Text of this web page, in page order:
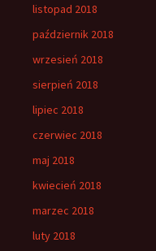
listopad 2018
październik 2018
wrzesień 2018
sierpień 2018
lipiec 2018
czerwiec 2018
maj 2018
kwiecień 2018
marzec 2018
luty 2018